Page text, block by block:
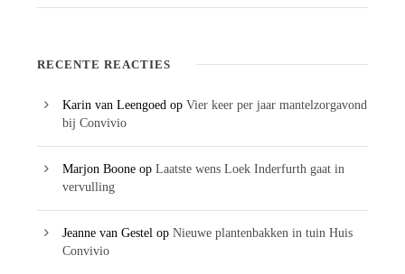
RECENTE REACTIES
Karin van Leengoed op Vier keer per jaar mantelzorgavond
bij Convivio
Marjon Boone op Laatste wens Loek Inderfurth gaat in
vervulling
Jeanne van Gestel op Nieuwe plantenbakken in tuin Huis
Convivio